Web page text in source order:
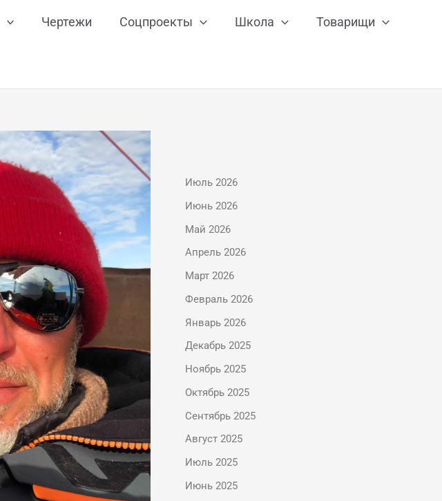
Чертежи Соцпроекты Школа Товарищи
Июль 2026
Июнь 2026
Май 2026
Апрель 2026
Март 2026
Февраль 2026
Январь 2026
Декабрь 2025
Ноябрь 2025
Октябрь 2025
Сентябрь 2025
Август 2025
Июль 2025
Июнь 2025